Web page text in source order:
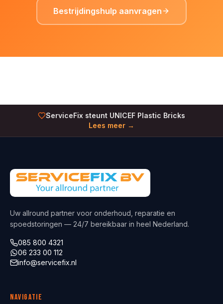
Bestrijdingshulp aanvragen
ServiceFix steunt UNICEF Plastic Bricks
Lees meer →
Uw allround partner voor onderhoud, reparatie en
spoedstoringen — 24/7 bereikbaar in heel Nederland.
085 800 4321
06 233 00 112
info@servicefix.nl
Navigatie